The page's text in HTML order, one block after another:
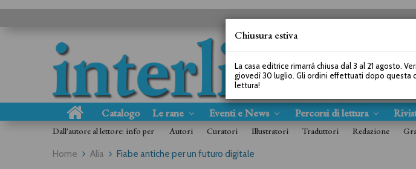
Catalogo Le rane Eventi e News Percorsi di lettura
Dall'autore al lettore: info per Autori Curatori Illustratori Traduttori Redazione
Home Alia Fiabe antiche per un futuro digitale
Chiusura estiva
La casa editrice rimarrà chiusa dal 3 al 21 agosto.
giovedì 30 luglio. Gli ordini effettuati dopo questa
lettura!